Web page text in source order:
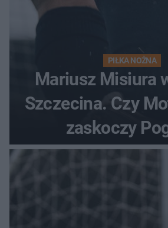
PIŁKA NOŻNA
Mariusz Misiura
Szczecina. Czy
zaskoczy